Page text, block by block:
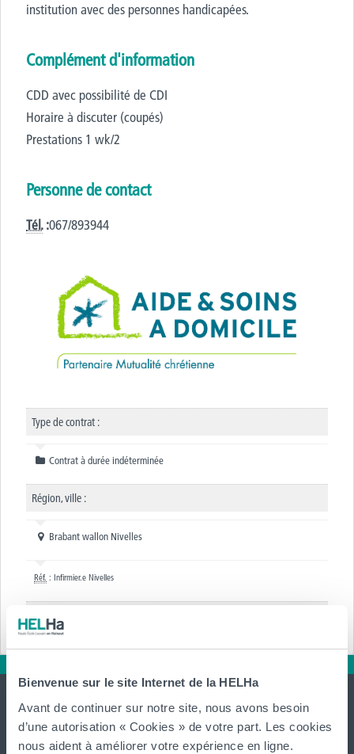
Bienvenue sur le site Internet de la HELHa
Avant de continuer sur notre site, nous avons besoin
d’une autorisation « Cookies » de votre part. Les cookies
nous aident à améliorer votre expérience en ligne.
institution avec des personnes handicapées.
Complément d'information
CDD avec possibilité de CDI
Horaire à discuter (coupés)
Prestations 1 wk/2
Personne de contact
Tél.:067/893944
Type de contrat :
Contrat à durée indéterminée
Région, ville :
Brabant wallon Nivelles
Réf. : Infirmier.e Nivelles
Annexe :